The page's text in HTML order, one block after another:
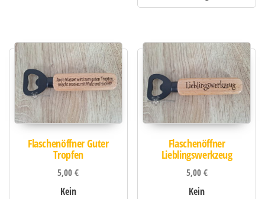
Flaschenöffner Guter
Tropfen
5,00€
Kein
Flaschenöffner
Lieblingswerkzeug
5,00€
Kein